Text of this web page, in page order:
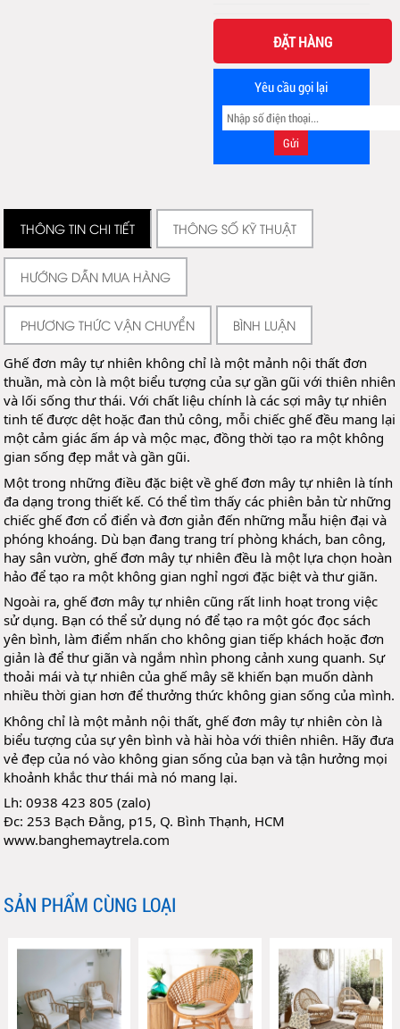
ĐẶT HÀNG
Yêu cầu gọi lại
THÔNG TIN CHI TIẾT THÔNG SỐ KỸ THUẬT
HƯỚNG DẪN MUA HÀNG
PHƯƠNG THỨC VẬN CHUYỂN BÌNH LUẬN
Ghế đơn mây tự nhiên không chỉ là một mảnh nội thất đơn
thuần, mà còn là một biểu tượng của sự gần gũi với thiên nhiên
và lối sống thư thái. Với chất liệu chính là các sợi mây tự nhiên
tinh tế được dệt hoặc đan thủ công, mỗi chiếc ghế đều mang lại
một cảm giác ấm áp và mộc mạc, đồng thời tạo ra một không
gian sống đẹp mắt và gần gũi.
Một trong những điều đặc biệt về ghế đơn mây tự nhiên là tính
đa dạng trong thiết kế. Có thể tìm thấy các phiên bản từ những
chiếc ghế đơn cổđiển và đơn giản đến những mẫu hiện đại và
phóng khoáng. Dù bạn đang trang trí phòng khách, ban công,
hay sân vườn, ghế đơn mây tự nhiên đều là một lựa chọn hoàn
hảo để tạo ra một không gian nghỉ ngơi đặc biệt và thư giãn.
Ngoài ra, ghế đơn mây tự nhiên cũng rất linh hoạt trong việc
sử dụng. Bạn có thể sử dụng nó để tạo ra một góc đọc sách
yên bình, làm điểm nhấn cho không gian tiếp khách hoặc đơn
giản là để thư giãn và ngắm nhìn phong cảnh xung quanh. Sự
thoải mái và tự nhiên của ghế mây sẽ khiến bạn muốn dành
nhiều thời gian hơn để thưởng thức không gian sống của mình.
Không chỉ là một mảnh nội thất, ghế đơn mây tự nhiên còn là
biểu tượng của sự yên bình và hài hòa với thiên nhiên. Hãy đưa
vẻ đẹp của nó vào không gian sống của bạn và tận hưởng mọi
khoảnh khắc thư thái mà nó mang lại.
Lh: 0938 423 805 (zalo)
Đc: 253 Bạch Đằng, p15, Q. Bình Thạnh, HCM
www.banghemaytrela.com
SẢN PHẨM CÙNG LOẠI